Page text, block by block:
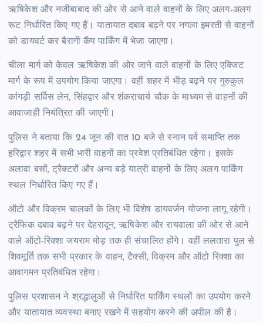
ऋषिकेश और नजीबाबाद की ओर से आने वाले वाहनों के लिए अलग-अलग
रूट निर्धारित किए गए हैं। यातायात दबाव बढ़ने पर नगला इमरती से वाहनों
को डायवर्ट कर बैरागी कैंप पार्किंग में भेजा जाएगा।
चीला मार्ग को केवल ऋषिकेश की ओर जाने वाले वाहनों के लिए एक्जिट
मार्ग के रूप में उपयोग किया जाएगा। वहीं शहर में भीड़ बढ़ने पर गुरुकुल
कांगड़ी सर्विस लेन, सिंहद्वार और शंकराचार्य चौक के माध्यम से वाहनों की
आवाजाही नियंत्रित की जाएगी।
पुलिस ने बताया कि 24 जून की रात 10 बजे से स्नान पर्व समाप्ति तक
हरिद्वार शहर में सभी भारी वाहनों का प्रवेश प्रतिबंधित रहेगा। इसके
अलावा बसों, ट्रैक्टरों और अन्य बड़े यात्री वाहनों के लिए अलग पार्किंग
स्थल निर्धारित किए गए हैं।
ऑटो और विक्रम चालकों के लिए भी विशेष डायवर्जन योजना लागू रहेगी।
ट्रैफिक दबाव बढ़ने पर देहरादून, ऋषिकेश और रायवाला की ओर से आने
वाले ऑटो-रिक्शा जयराम मोड़ तक ही संचालित होंगे। वहीं ललतारा पुल से
शिवमूर्ति तक सभी प्रकार के वाहन, टैक्सी, विक्रम और ऑटो रिक्शा का
आवागमन प्रतिबंधित रहेगा।
पुलिस प्रशासन ने श्रद्धालुओं से निर्धारित पार्किंग स्थलों का उपयोग करने
और यातायात व्यवस्था बनाए रखने में सहयोग करने की अपील की है।